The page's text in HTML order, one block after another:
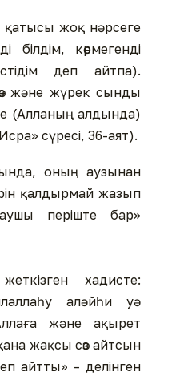
қатысы жоқ нәрсеге
білдім, көрмегенді
деп айтпа).
және жүрек сынды
(Алланың алдында)
сүресі, 36-аят).
оның аузынан
қалдырмай жазып
періште бар»
хадисте:
аләйһи уә
және ақырет
жақсы сөз айтсын
айтты» – делінген